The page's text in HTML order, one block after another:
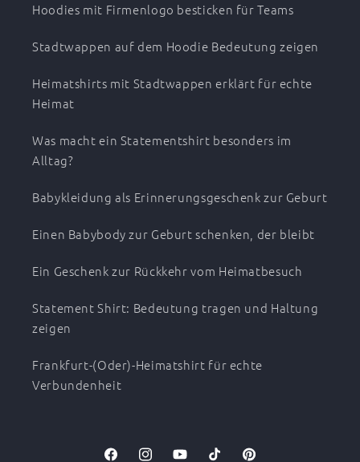
Hoodies mit Firmenlogo besticken für Teams
Stadtwappen auf dem Hoodie Bedeutung zeigen
Heimatshirts mit Stadtwappen erklärt für echte
Heimat
Was macht ein Statementshirt besonders im
Alltag?
Babykleidung als Erinnerungsgeschenk zur Geburt
Einen Babybody zur Geburt schenken, der bleibt
Ein Geschenk zur Rückkehr vom Heimatbesuch
Statement Shirt: Bedeutung tragen und Haltung
zeigen
Frankfurt-(Oder)-Heimatshirt für echte
Verbundenheit